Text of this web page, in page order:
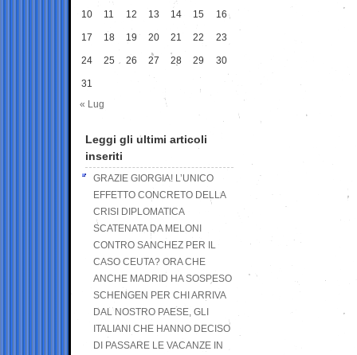
10 11 12 13 14 15 16
17 18 19 20 21 22 23
24 25 26 27 28 29 30
31
« Lug
Leggi gli ultimi articoli
inseriti
GRAZIE GIORGIA! L’UNICO
EFFETTO CONCRETO DELLA
CRISI DIPLOMATICA
SCATENATA DA MELONI
CONTRO SANCHEZ PER IL
CASO CEUTA? ORA CHE
ANCHE MADRID HA SOSPESO
SCHENGEN PER CHI ARRIVA
DAL NOSTRO PAESE, GLI
ITALIANI CHE HANNO DECISO
DI PASSARE LE VACANZE IN